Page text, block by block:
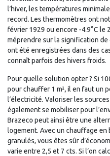
l’hiver, les températures
record. Les thermomètres ont
février 1929 ou encore -4.9°C le
méprendre sur la signification
ont été enregistrées dans des
connaît parfois des hivers froids.
Pour quelle solution opter ? Si
pour chauffer 1 m², il en faut un
l’électricité. Valoriser les
également se mobiliser pour
Brazeco peut ainsi être une
logement. Avec un chauffage en
granulés, vous êtes sûr
varie entre 2,5 et 7 cts. Si l’on